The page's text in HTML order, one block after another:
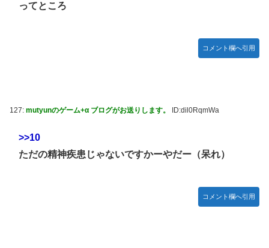
コメント欄が炎上してしまう…
お菓子食べられるもんね」絶望する私に言い放った。その
後、夫に話して着拒＆完全絶縁←義両親がまともなのが救い
「ライザのアトリエ」仲間キャラ3人の画像＆プロフを公
【デレマス】 渋谷凛「プロデューサーは何派？」
フードの神様は戯れに聖杯戦争をしてみたいそうです 第8回
ってところ
コメント欄へ引用
127: mutyunのゲーム+α ブログがお送りします。 ID:dil0RqmWa
>>10
ただの精神疾患じゃないですかーやだー（呆れ）
コメント欄へ引用